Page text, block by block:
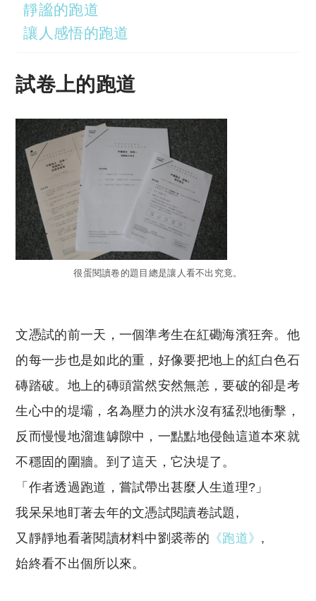
靜謐的跑道
讓人感悟的跑道
試卷上的跑道
很蛋閱讀卷的題目總是讓人看不出究竟。
文憑試的前一天，一個準考生在紅磡海濱狂奔。他
的每一步也是如此的重，好像要把地上的紅白色石
磚踏破。地上的磚頭當然安然無恙，要破的卻是考
生心中的堤壩，名為壓力的洪水沒有猛烈地衝擊，
反而慢慢地溜進罅隙中，一點點地侵蝕這道本來就
不穩固的圍牆。到了這天，它決堤了。
「作者透過跑道，嘗試帶出甚麼人生道理?」
我呆呆地盯著去年的文憑試閱讀卷試題,
又靜靜地看著閱讀材料中劉裘蒂的 《跑道》 ,
始終看不出個所以來。